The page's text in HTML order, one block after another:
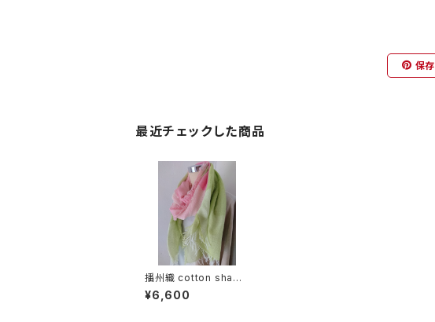
保存
最近チェックした商品
播州織 cotton shawl
__ block 220
¥6,600